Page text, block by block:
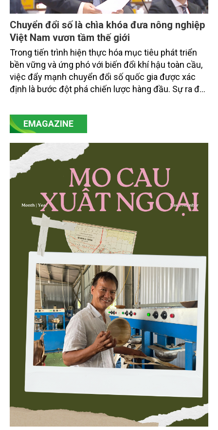
Chuyển đổi số là chìa khóa đưa nông nghiệp
Việt Nam vươn tầm thế giới
Trong tiến trình hiện thực hóa mục tiêu phát triển
bền vững và ứng phó với biến đổi khí hậu toàn cầu,
việc đẩy mạnh chuyển đổi số quốc gia được xác
định là bước đột phá chiến lược hàng đầu. Sự ra đời
mạnh mẽ, thúc đẩy quá trình cải cách toàn diện,
minh bạch hóa chuỗi cung ứng và nâng cao hiệu
then chốt là nông nghiệp và môi trường.
EMAGAZINE